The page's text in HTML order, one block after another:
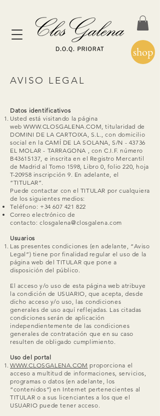
shop
AVISO LEGAL
Datos identificativos
Usted está visitando la página
webWWW.CLOSGALENA.COM , titularidad de
DOMINI DE LA CARTOIXA, S.L., con domicilio
social en la CAMÍ DE LA SOLANA, S/N - 43736
EL MOLAR - TARRAGONA , con C.I.F. número
B43615137, e inscrita en el Registro Mercantil
de Madrid al Tomo 1598, Libro 0, folio 220, hoja
T-20958 inscripción 9. En adelante, el
“TITULAR”.
Puede contactar con el TITULAR por cualquiera
de los siguientes medios:
Teléfono: +34 607 421 822
Correo electrónico de
contacto: closgalena@closgalena.com
Usuarios
Las presentes condiciones (en adelante, “Aviso
Legal”) tiene por finalidad regular el uso de la
página web del TITULAR que pone a
disposición del público.
El acceso y/o uso de esta página web atribuye
la condición de USUARIO, que acepta, desde
dicho acceso y/o uso, las condiciones
generales de uso aquí reflejadas. Las citadas
condiciones serán de aplicación
independientemente de las condiciones
generales de contratación que en su caso
resulten de obligado cumplimiento.
Uso del portal
WWW.CLOSGALENA.COM proporciona el
acceso a multitud de informaciones, servicios,
programas o datos (en adelante, los
“contenidos”) en Internet pertenecientes al
TITULAR o a sus licenciantes a los que el
USUARIO puede tener acceso.